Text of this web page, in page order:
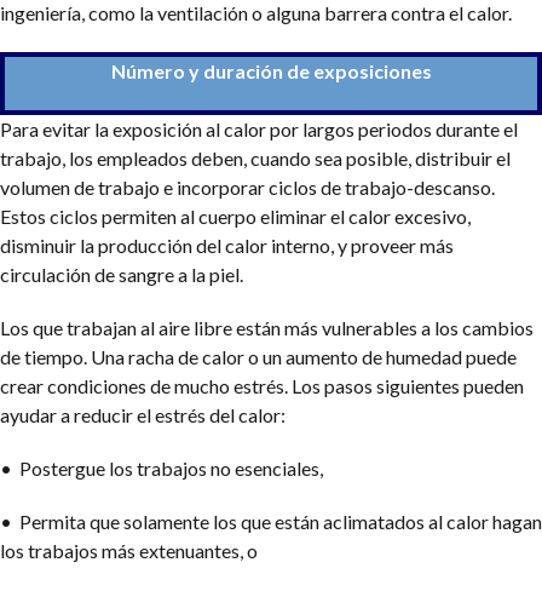
ingeniería, como la ventilación o alguna barrera contra el calor.
Número y duración de exposiciones
Para evitar la exposición al calor por largos periodos durante el
trabajo, los empleados deben, cuando sea posible, distribuir el
volumen de trabajo e incorporar ciclos de trabajo-descanso.
Estos ciclos permiten al cuerpo eliminar el calor excesivo,
disminuir la producción del calor interno, y proveer más
circulación de sangre a la piel.
Los que trabajan al aire libre están más vulnerables a los cambios
de tiempo. Una racha de calor o un aumento de humedad puede
crear condiciones de mucho estrés. Los pasos siguientes pueden
ayudar a reducir el estrés del calor:
• Postergue los trabajos no esenciales,
• Permita que solamente los que están aclimatados al calor hagan
los trabajos más extenuantes, o